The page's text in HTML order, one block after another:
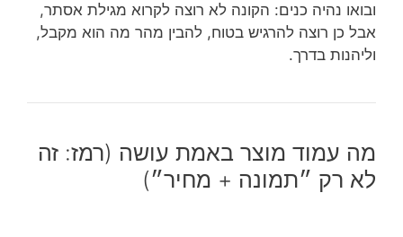
ובואו נהיה כנים: הקונה לא רוצה לקרוא מגילת אסתר,
אבל כן רוצה להרגיש בטוח, להבין מהר מה הוא מקבל,
וליהנות בדרך.
מה עמוד מוצר באמת עושה (רמז: זה
לא רק ״תמונה + מחיר״)